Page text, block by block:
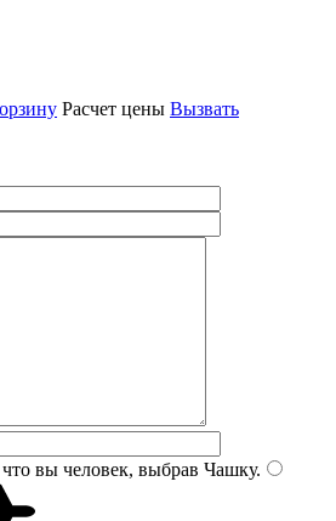
Расчет цены Вызвать
вы человек, выбрав Чашку.